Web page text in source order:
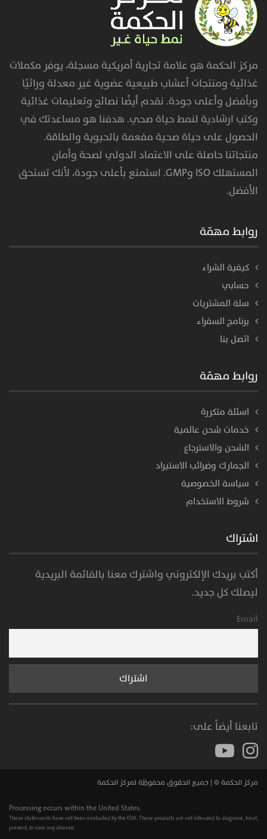
مركز الحكمة هو علامة تجارية أمريكية مسجلة، يوفر مكملات
غذائية ومنتجات أعشاب طبيعية عضوية غير معدلة وراثيًا
وبأفضل وأعلى جودة. نقدم أيضًا نصائح وتعليمات غذائية
وكتب ارشادية لنمط حياة صحي. هدفنا هو مساعدتك في
الحصول على حياة صحية مفعمة بالحيوية والطاقة.
منتجاتنا حاصلة على الاعتماد الدولي لصحة وأمان
المستهلك ISO وGMP. استمتع بأعلى جودة، لأنك تستحق
الأفضل.
روابط مهمّة
كيفية الشراء
حسابي
سلة المشتريات
برنامج السفراء
اتصل بنا
روابط مهمّة
اسئلة متكررة
خدمات شحن عالمية
الشحن والاسترجاع
الجمارك وضرائب الاستيراد
سياسة الخصوصية
شروط الاستخدام
اشتراك
أكتب بريدك الإلكتروني واشترك معنا بالقائمة البريدية
ليصلك كل جديد.
Email
تابعنا أيضاً على:
مركز الحكمة © | جميع الحقوق محفوظة لمركز الحكمة
Processing occurs within the United States.
These statements have not been evaluated by the FDA. These products are not intended to diagnose, treat,
prevent, or cure any disease.